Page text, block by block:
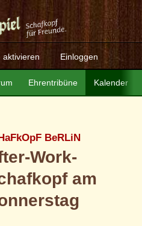
aktivieren Einloggen
Ehrentribüne Kalender
BeRLiN
Work-
am